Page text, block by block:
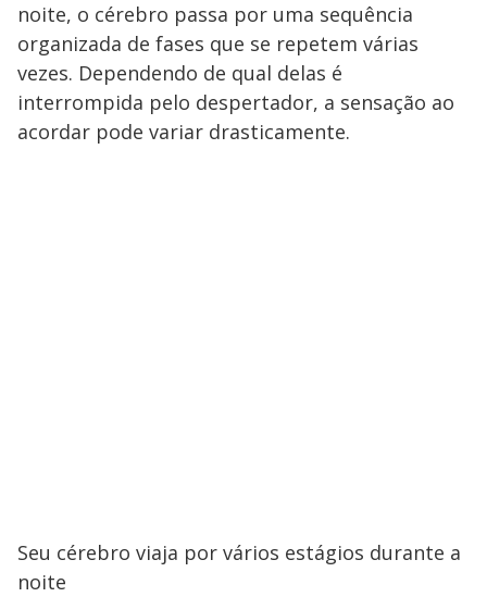
noite, o cérebro passa por uma sequência
organizada de fases que se repetem várias
vezes. Dependendo de qual delas é
interrompida pelo despertador, a sensação ao
acordar pode variar drasticamente.
Seu cérebro viaja por vários estágios durante a
noite